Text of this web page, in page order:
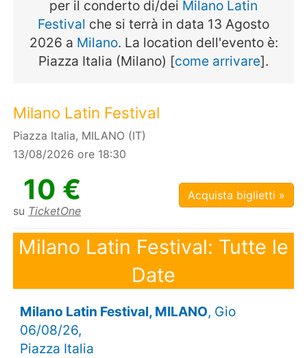
per il conderto di/dei Milano Latin
Festival che si terrà in data 13 Agosto
2026 a Milano. La location dell'evento è:
Piazza Italia (Milano) [come arrivare].
Milano Latin Festival
Piazza Italia, MILANO (IT)
13/08/2026 ore 18:30
10 €
su TicketOne
Acquista biglietti »
Milano Latin Festival: Tutte le
Date
Milano Latin Festival, MILANO, Gio
06/08/26,
Piazza Italia